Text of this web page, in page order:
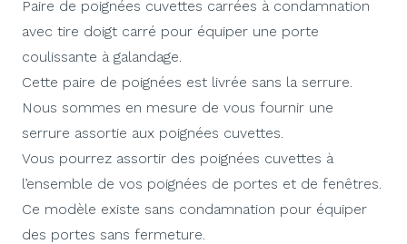
Paire de poignées cuvettes carrées à condamnation
avec tire doigt carré pour équiper une porte
coulissante à galandage.
Cette paire de poignées est livrée sans la serrure.
Nous sommes en mesure de vous fournir une
serrure assortie aux poignées cuvettes.
Vous pourrez assortir des poignées cuvettes à
l’ensemble de vos poignées de portes et de fenêtres.
Ce modèle existe sans condamnation pour équiper
des portes sans fermeture.